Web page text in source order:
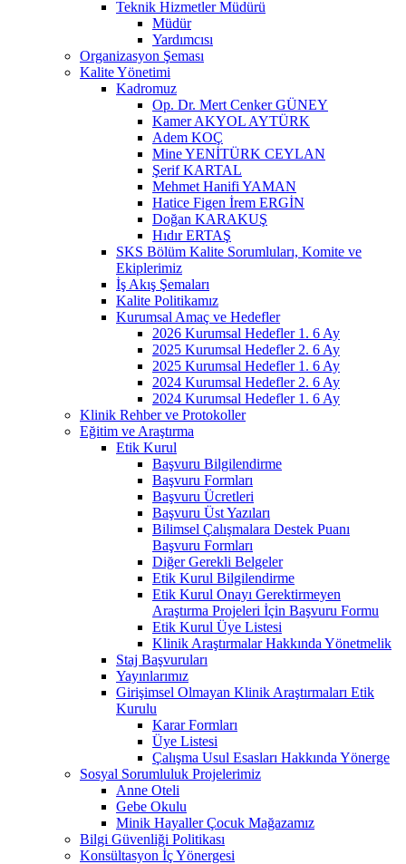
Teknik Hizmetler Müdürü
Müdür
Yardımcısı
Organizasyon Şeması
Kalite Yönetimi
Kadromuz
Op. Dr. Mert Cenker GÜNEY
Kamer AKYOL AYTÜRK
Adem KOÇ
Mine YENİTÜRK CEYLAN
Şerif KARTAL
Mehmet Hanifi YAMAN
Hatice Figen İrem ERGİN
Doğan KARAKUŞ
Hıdır ERTAŞ
SKS Bölüm Kalite Sorumluları, Komite ve
Ekiplerimiz
İş Akış Şemaları
Kalite Politikamız
Kurumsal Amaç ve Hedefler
2026 Kurumsal Hedefler 1. 6 Ay
2025 Kurumsal Hedefler 2. 6 Ay
2025 Kurumsal Hedefler 1. 6 Ay
2024 Kurumsal Hedefler 2. 6 Ay
2024 Kurumsal Hedefler 1. 6 Ay
Klinik Rehber ve Protokoller
Eğitim ve Araştırma
Etik Kurul
Başvuru Bilgilendirme
Başvuru Formları
Başvuru Ücretleri
Başvuru Üst Yazıları
Bilimsel Çalışmalara Destek Puanı
Başvuru Formları
Diğer Gerekli Belgeler
Etik Kurul Bilgilendirme
Etik Kurul Onayı Gerektirmeyen
Araştırma Projeleri İçin Başvuru Formu
Etik Kurul Üye Listesi
Klinik Araştırmalar Hakkında Yönetmelik
Staj Başvuruları
Yayınlarımız
Girişimsel Olmayan Klinik Araştırmaları Etik
Kurulu
Karar Formları
Üye Listesi
Çalışma Usul Esasları Hakkında Yönerge
Sosyal Sorumluluk Projelerimiz
Anne Oteli
Gebe Okulu
Minik Hayaller Çocuk Mağazamız
Bilgi Güvenliği Politikası
Konsültasyon İç Yönergesi